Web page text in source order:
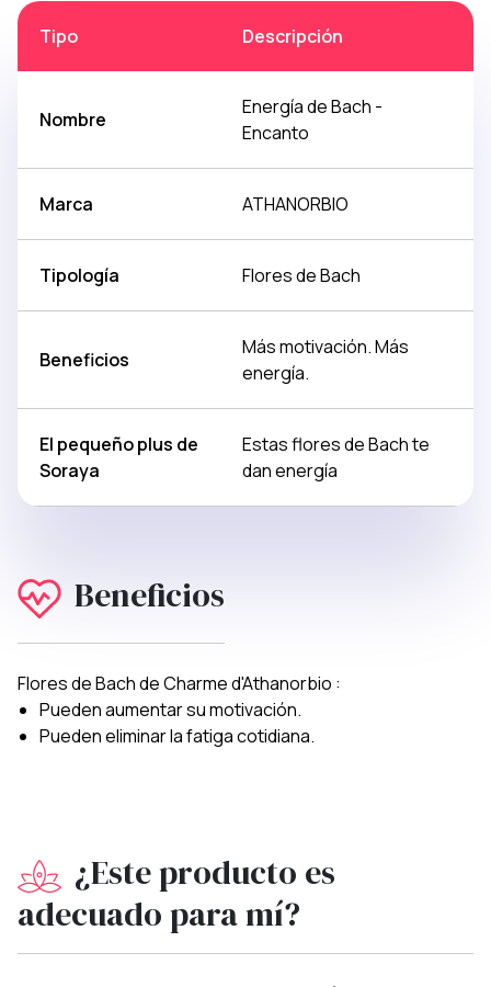
Tipo Descripción
Nombre
Energía de Bach -
Encanto
Marca ATHANORBIO
Tipología Flores de Bach
Beneficios
Más motivación. Más
energía.
El pequeño plus de
Soraya
Estas flores de Bach te
dan energía
Beneficios
Flores de Bach de Charme d'Athanorbio :
Pueden aumentar su motivación.
Pueden eliminar la fatiga cotidiana.
¿Este producto es
adecuado para mí?